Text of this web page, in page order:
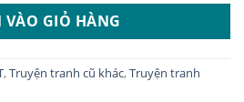
VÀO GIỎ HÀNG
,Truyện tranh cũ khác,Truyện tranh